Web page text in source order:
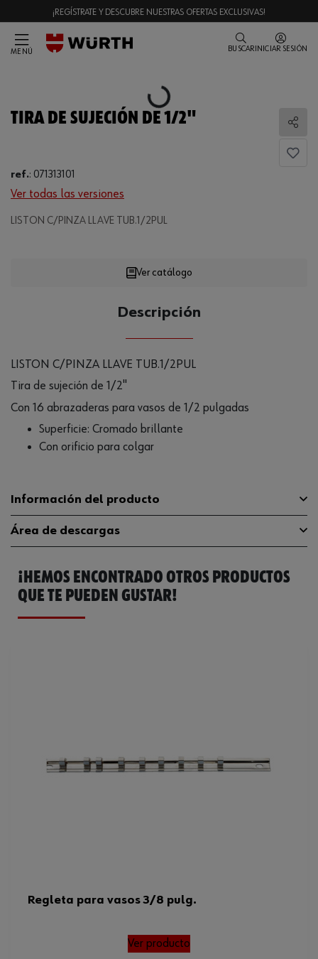
¡REGÍSTRATE Y DESCUBRE NUESTRAS OFERTAS EXCLUSIVAS!
MENÚ BUSCAR INICIAR SESIÓN
Loading...
TIRA DE SUJECIÓN DE 1/2"
ref.: 071313101
Ver todas las versiones
LISTON C/PINZA LLAVE TUB.1/2PUL
Loading...
Ver catálogo
Descripción
LISTON C/PINZA LLAVE TUB.1/2PUL
Tira de sujeción de 1/2"
Con 16 abrazaderas para vasos de 1/2 pulgadas
Superficie: Cromado brillante
Con orificio para colgar
Información del producto
13 mm
Distancia entre orificios 407 mm
Peso del producto (por artículo) 89.000 g
Área de descargas
Catálogo General 071313101
¡HEMOS ENCONTRADO OTROS PRODUCTOS
QUE TE PUEDEN GUSTAR!
Regleta para vasos 3/8 pulg.
Ver producto